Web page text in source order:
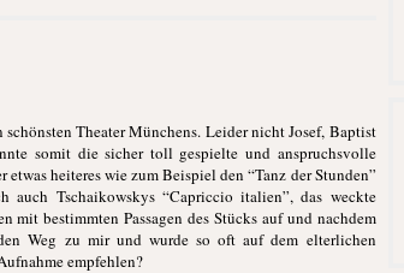
Theater Münchens. Leider nicht Josef, Baptist
somit die sicher toll gespielte und anspruchsvolle
heiteres wie zum Beispiel den “Tanz der Stunden”
auch Tschaikowskys “Capriccio italien”, das weckte
bestimmten Passagen des Stücks auf und nachdem
Weg zu mir und wurde so oft auf dem elterlichen
empfehlen?